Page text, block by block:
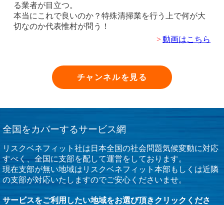
る業者が目立つ。
本当にこれで良いのか？特殊清掃業を行う上で何が大
切なのか代表惟村が問う！
>動画はこちら
チャンネルを見る
全国をカバーするサービス網
リスクベネフィット社は日本全国の社会問題気候変動に対応
すべく、全国に支部を配して運営をしております。
現在支部が無い地域はリスクベネフィット本部もしくは近隣
の支部が対応いたしますのでご安心くださいませ。
サービスをご利用したい地域をお選び頂きクリックくださ